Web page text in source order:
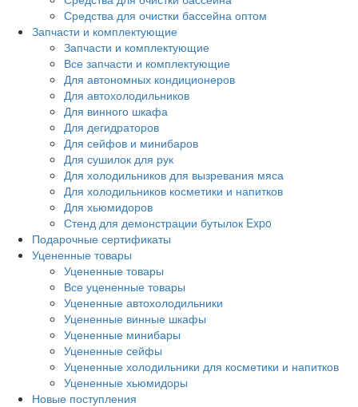
Средства для очистки бассейна оптом
Запчасти и комплектующие
Запчасти и комплектующие
Все запчасти и комплектующие
Для автономных кондиционеров
Для автохолодильников
Для винного шкафа
Для дегидраторов
Для сейфов и минибаров
Для сушилок для рук
Для холодильников для вызревания мяса
Для холодильников косметики и напитков
Для хьюмидоров
Стенд для демонстрации бутылок Expo
Подарочные сертификаты
Уцененные товары
Уцененные товары
Все уцененные товары
Уцененные автохолодильники
Уцененные винные шкафы
Уцененные минибары
Уцененные сейфы
Уцененные холодильники для косметики и напитков
Уцененные хьюмидоры
Новые поступления